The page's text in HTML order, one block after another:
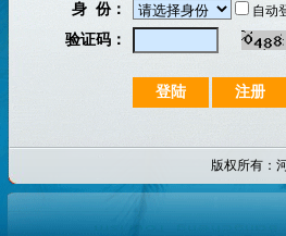
身 份：
自动
验证码：
版权所有：